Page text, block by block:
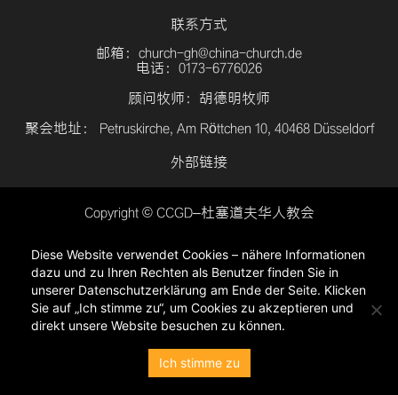
联系方式
邮箱：church-gh@china-church.de
电话：0173-6776026
顾问牧师：胡德明牧师
聚会地址： Petruskirche, Am Röttchen 10, 40468 Düsseldorf
外部链接
Copyright © CCGD–杜塞道夫华人教会
隐私政策
Diese Website verwendet Cookies – nähere Informationen
dazu und zu Ihren Rechten als Benutzer finden Sie in
unserer Datenschutzerklärung am Ende der Seite. Klicken
Sie auf „Ich stimme zu“, um Cookies zu akzeptieren und
direkt unsere Website besuchen zu können.
Ich stimme zu